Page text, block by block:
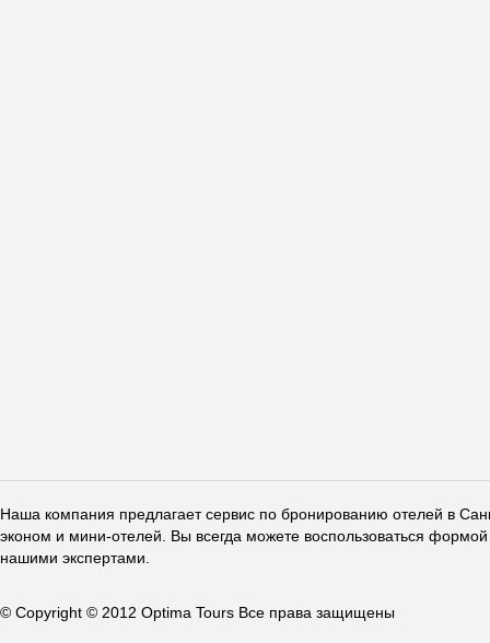
Наша компания предлагает сервис по бронированию отелей в
эконом и мини-отелей. Вы всегда можете воспользоваться
нашими экспертами.
© Copyright © 2012 Optima Tours Все права защищены